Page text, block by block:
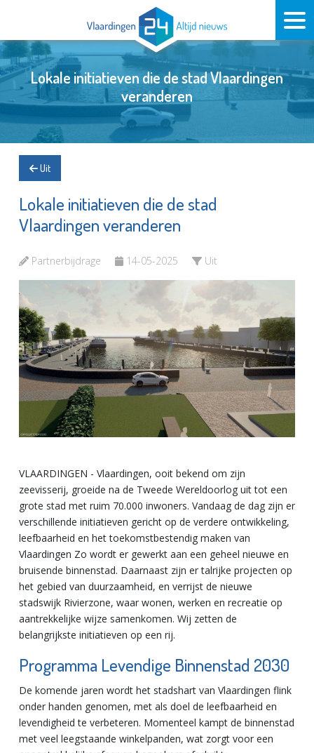
Lokale initiatieven die de stad Vlaardingen
veranderen
Uit
Lokale initiatieven die de stad
Vlaardingen veranderen
Partnerbijdrage 14-05-2025 Uit
VLAARDINGEN - Vlaardingen, ooit bekend om zijn
zeevisserij, groeide na de Tweede Wereldoorlog uit tot een
grote stad met ruim 70.000 inwoners. Vandaag de dag zijn er
verschillende initiatieven gericht op de verdere ontwikkeling,
leefbaarheid en het toekomstbestendig maken van
Vlaardingen Zo wordt er gewerkt aan een geheel nieuwe en
bruisende binnenstad. Daarnaast zijn er talrijke projecten op
het gebied van duurzaamheid, en verrijst de nieuwe
stadswijk Rivierzone, waar wonen, werken en recreatie op
aantrekkelijke wijze samenkomen. Wij zetten de
belangrijkste initiatieven op een rij.
Programma Levendige Binnenstad 2030
De komende jaren wordt het stadshart van Vlaardingen flink
onder handen genomen, met als doel de leefbaarheid en
levendigheid te verbeteren. Momenteel kampt de binnenstad
met veel leegstaande winkelpanden, wat zorgt voor een